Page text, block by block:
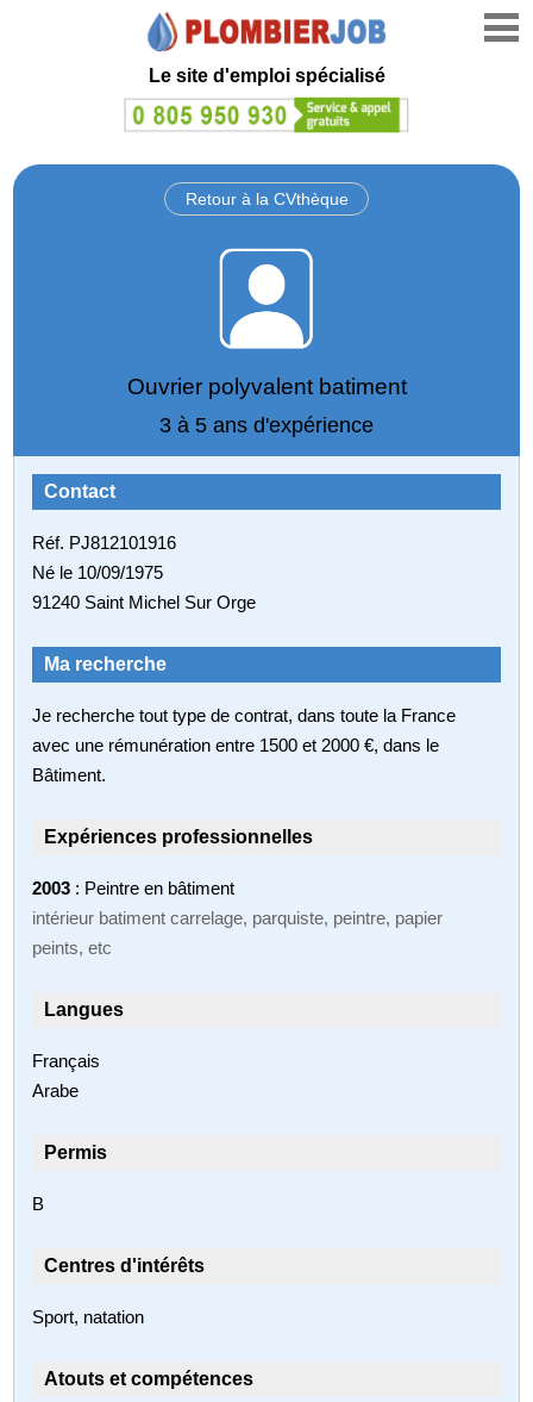
Le site d'emploi spécialisé
Retour à la CVthèque
Ouvrier polyvalent batiment
3 à 5 ans d'expérience
Contact
Réf. PJ812101916
Né le 10/09/1975
91240 Saint Michel Sur Orge
Ma recherche
Je recherche tout type de contrat, dans toute la France
avec une rémunération entre 1500 et 2000 €, dans le
Bâtiment.
Expériences professionnelles
2003 : Peintre en bâtiment
intérieur batiment carrelage, parquiste, peintre, papier
peints, etc
Langues
Français
Arabe
Permis
B
Centres d'intérêts
Sport, natation
Atouts et compétences